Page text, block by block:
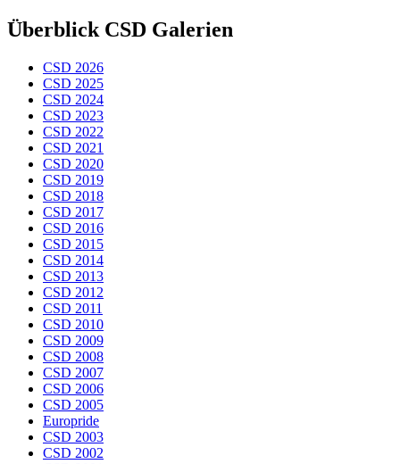
Überblick CSD Galerien
CSD 2026
CSD 2025
CSD 2024
CSD 2023
CSD 2022
CSD 2021
CSD 2020
CSD 2019
CSD 2018
CSD 2017
CSD 2016
CSD 2015
CSD 2014
CSD 2013
CSD 2012
CSD 2011
CSD 2010
CSD 2009
CSD 2008
CSD 2007
CSD 2006
CSD 2005
Europride
CSD 2003
CSD 2002